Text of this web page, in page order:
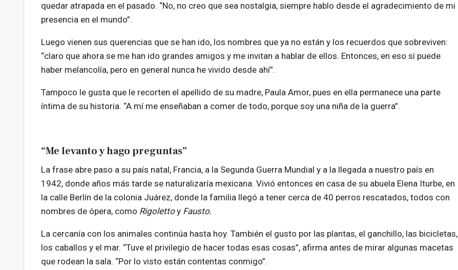
quedar atrapada en el pasado. “No, no creo que sea nostalgia, siempre hablo desde el agradecimiento de mi
presencia en el mundo”.
Luego vienen sus querencias que se han ido, los nombres que ya no están y los recuerdos que sobreviven:
“claro que ahora se me han ido grandes amigos y me invitan a hablar de ellos. Entonces, en eso sí puede
haber melancolía, pero en general nunca he vivido desde ahí”.
Tampoco le gusta que le recorten el apellido de su madre, Paula Amor, pues en ella permanece una parte
íntima de su historia. “A mí me enseñaban a comer de todo, porque soy una niña de la guerra”.
“Me levanto y hago preguntas”
La frase abre paso a su país natal, Francia, a la Segunda Guerra Mundial y a la llegada a nuestro país en
1942, donde años más tarde se naturalizaría mexicana. Vivió entonces en casa de su abuela Elena Iturbe, en
la calle Berlín de la colonia Juárez, donde la familia llegó a tener cerca de 40 perros rescatados, todos con
nombres de ópera, como Rigolettoy Fausto.
La cercanía con los animales continúa hasta hoy. También el gusto por las plantas, el ganchillo, las bicicletas,
los caballos y el mar. “Tuve el privilegio de hacer todas esas cosas”, afirma antes de mirar algunas macetas
que rodean la sala. “Por lo visto están contentas conmigo”.